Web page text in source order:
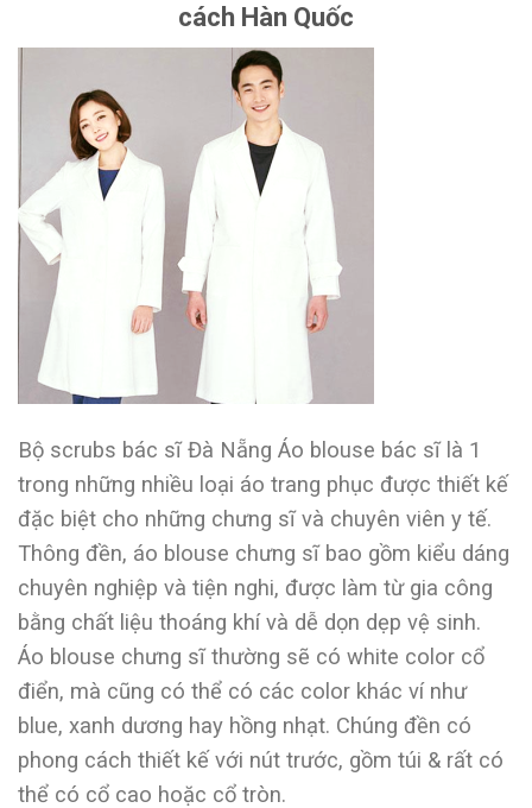
cách Hàn Quốc
Bộ scrubs bác sĩ Đà Nẵng Áo blouse bác sĩ là 1
trong những nhiều loại áo trang phục được thiết kế
đặc biệt cho những chưng sĩ và chuyên viên y tế.
Thông đền, áo blouse chưng sĩ bao gồm kiểu dáng
chuyên nghiệp và tiện nghi, được làm từ gia công
bằng chất liệu thoáng khí và dễ dọn dẹp vệ sinh.
Áo blouse chưng sĩ thường sẽ có white color cổ
điển, mà cũng có thể có các color khác ví như
blue, xanh dương hay hồng nhạt. Chúng đền có
phong cách thiết kế với nút trước, gồm túi & rất có
thể có cổ cao hoặc cổ tròn.